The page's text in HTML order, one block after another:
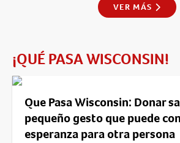
VER MÁS
¡QUÉ PASA WISCONSIN!
Que Pasa Wisconsin: Donar
pequeño gesto que puede
esperanza para otra persona